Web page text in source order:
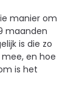
manier om
maanden
is die zo
en hoe
is het